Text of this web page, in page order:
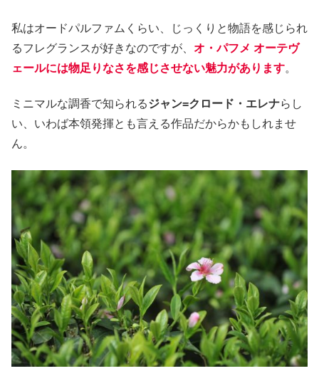
私はオードパルファムくらい、じっくりと物語を感じられ
るフレグランスが好きなのですが、 オ・パフメ オーテヴ
ェールには物足りなさを感じさせない魅力があります。
ミニマルな調香で知られるジャン=クロード・エレナらし
い、いわば本領発揮とも言える作品だからかもしれませ
ん。